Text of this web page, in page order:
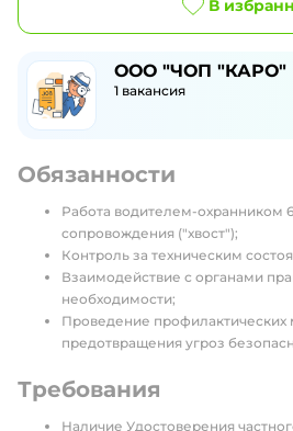
В
ООО "ЧОП "КАРО"
1 вакансия
Обязанности
Работа водителем-охранником
сопровождения ("хвост");
Контроль за техническим
Взаимодействие с органами
необходимости;
Проведение профилактических
предотвращения угроз
Требования
Наличие Удостоверения